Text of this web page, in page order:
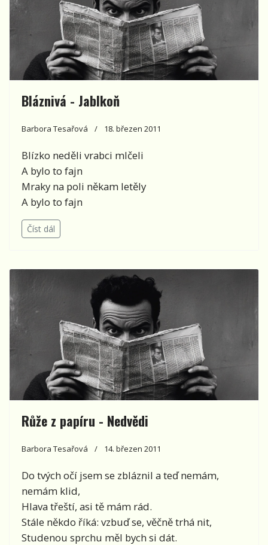
Bláznivá - Jablkoň
Barbora Tesařová 18. březen 2011
Blízko neděli vrabci mlčeli
A bylo to fajn
Mraky na poli někam letěly
A bylo to fajn
Číst dál
Růže z papíru - Nedvědi
Barbora Tesařová 14. březen 2011
Do tvých očí jsem se zbláznil a teď nemám,
nemám klid,
Hlava třeští, asi tě mám rád.
Stále někdo říká: vzbuď se, věčně trhá nit,
Studenou sprchu měl bych si dát.